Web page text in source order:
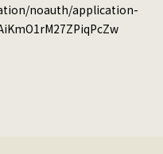
noauth/application-